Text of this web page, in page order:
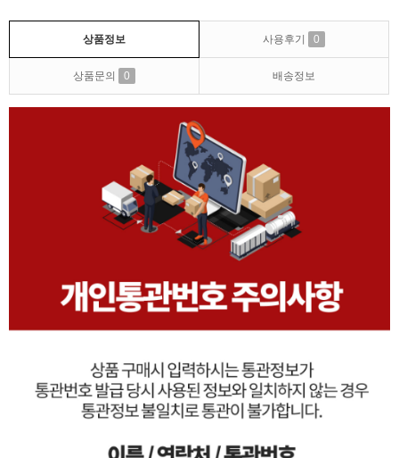
상품정보 사용후기 0
상품문의 0 배송정보